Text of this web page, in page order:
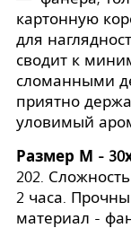
картонную
для
сводит к
сломанными
приятно
уловимый
Размер М -
202.
2 часа.
материал -